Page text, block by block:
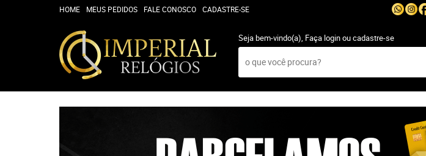
HOME MEUS PEDIDOS FALE CONOSCO CADASTRE-SE
Seja bem-vindo(a), Faça loginoucadastre-se